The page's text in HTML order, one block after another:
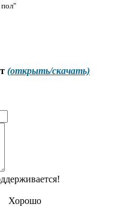
(открыть/скачать)
Хорошо